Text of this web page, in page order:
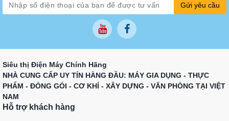
Gửi yêu cầu
Siêu thị Điện Máy Chính Hãng
NHÀ CUNG CẤP UY TÍN HÀNG ĐẦU: MÁY GIA DỤNG - THỰC
PHẨM - ĐÓNG GÓI - CƠ KHÍ - XÂY DỰNG - VĂN PHÒNG TẠI VIỆT
NAM
Hỗ trợ khách hàng